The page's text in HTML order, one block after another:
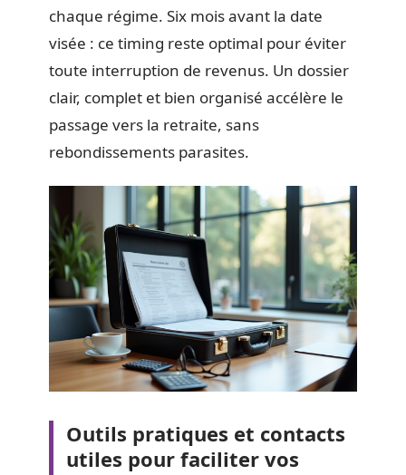
chaque régime. Six mois avant la date
visée : ce timing reste optimal pour éviter
toute interruption de revenus. Un dossier
clair, complet et bien organisé accélère le
passage vers la retraite, sans
rebondissements parasites.
Outils pratiques et contacts
utiles pour faciliter vos